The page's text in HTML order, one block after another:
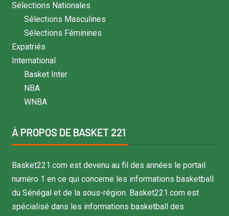
Sélections Nationales
Sélections Masculines
Sélections Féminines
Expatriés
International
Basket Inter
NBA
WNBA
À PROPOS DE BASKET 221
Basket221.com est devenu au fil des années le portail
numéro 1 en ce qui concerne les informations basketball
du Sénégal et de la sous-région. Basket221.com est
spécialisé dans les informations basketball des